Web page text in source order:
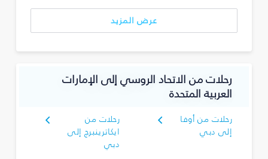
عرض المزيد
رحلات من الاتحاد الروسي إلى الإمارات
العربية المتحدة
رحلات من أوفا
إلى دبي
رحلات من
ايكاترينبرج إلى
دبي